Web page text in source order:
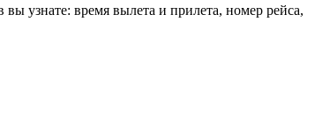
узнате: время вылета и прилета, номер рейса,